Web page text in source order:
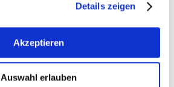
Details zeigen
Akzeptieren
Auswahl erlauben